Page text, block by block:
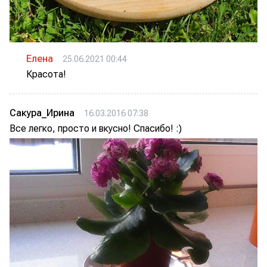
Елена 25.06.2021 00:44
Красота!
Сакура_Ирина 16.03.2016 07:38
Все легко, просто и вкусно! Спасибо! :)